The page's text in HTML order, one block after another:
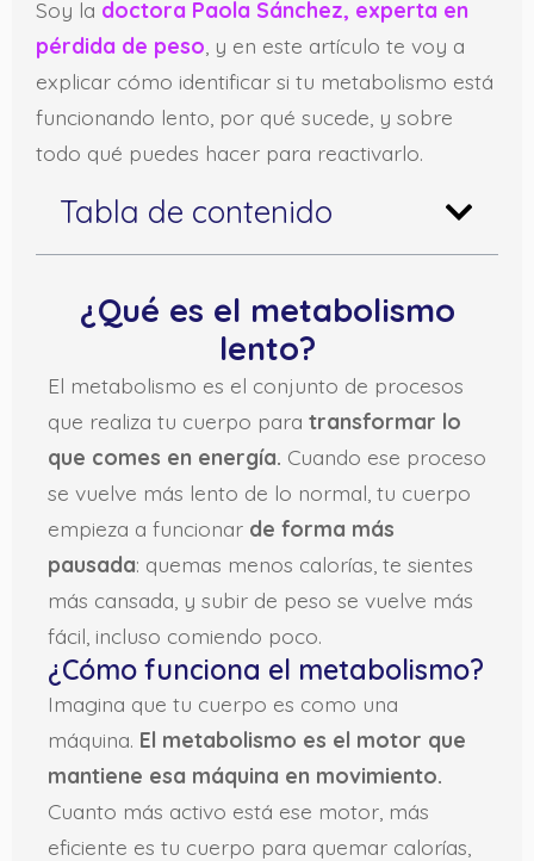
Soy la doctora Paola Sánchez, experta en
pérdida de peso , y en este artículo te voy a
explicar cómo identificar si tu metabolismo está
funcionando lento, por qué sucede, y sobre
todo qué puedes hacer para reactivarlo.
Tabla de contenido
¿Qué es el metabolismo
lento?
El metabolismo es el conjunto de procesos
que realiza tu cuerpo para transformar lo
que comes en energía. Cuando ese proceso
se vuelve más lento de lo normal, tu cuerpo
empieza a funcionar de forma más
pausada: quemas menos calorías, te sientes
más cansada, y subir de peso se vuelve más
fácil, incluso comiendo poco.
¿Cómo funciona el metabolismo?
Imagina que tu cuerpo es como una
máquina. El metabolismo es el motor que
mantiene esa máquina en movimiento.
Cuanto más activo está ese motor, más
eficiente es tu cuerpo para quemar calorías,